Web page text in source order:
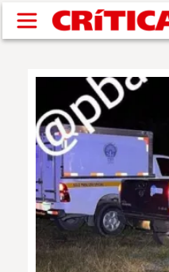
Pasar al contenido principal
SUCESOS
NACIONAL
POLÍTICA
SHOW